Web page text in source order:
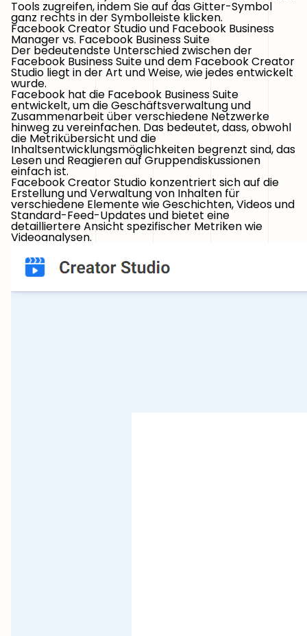
Tools zugreifen, indem Sie auf das Gitter-Symbol
ganz rechts in der Symbolleiste klicken.
Facebook Creator Studio und Facebook Business
Manager vs. Facebook Business Suite
Der bedeutendste Unterschied zwischen der
Facebook Business Suite und dem Facebook Creator
Studio liegt in der Art und Weise, wie jedes entwickelt
wurde.
Facebook hat die Facebook Business Suite
entwickelt, um die Geschäftsverwaltung und
Zusammenarbeit über verschiedene Netzwerke
hinweg zu vereinfachen. Das bedeutet, dass, obwohl
die Metrikübersicht und die
Inhaltsentwicklungsmöglichkeiten begrenzt sind, das
Lesen und Reagieren auf Gruppendiskussionen
einfach ist.
Facebook Creator Studio konzentriert sich auf die
Erstellung und Verwaltung von Inhalten für
verschiedene Elemente wie Geschichten, Videos und
Standard-Feed-Updates und bietet eine
detailliertere Ansicht spezifischer Metriken wie
Videoanalysen.